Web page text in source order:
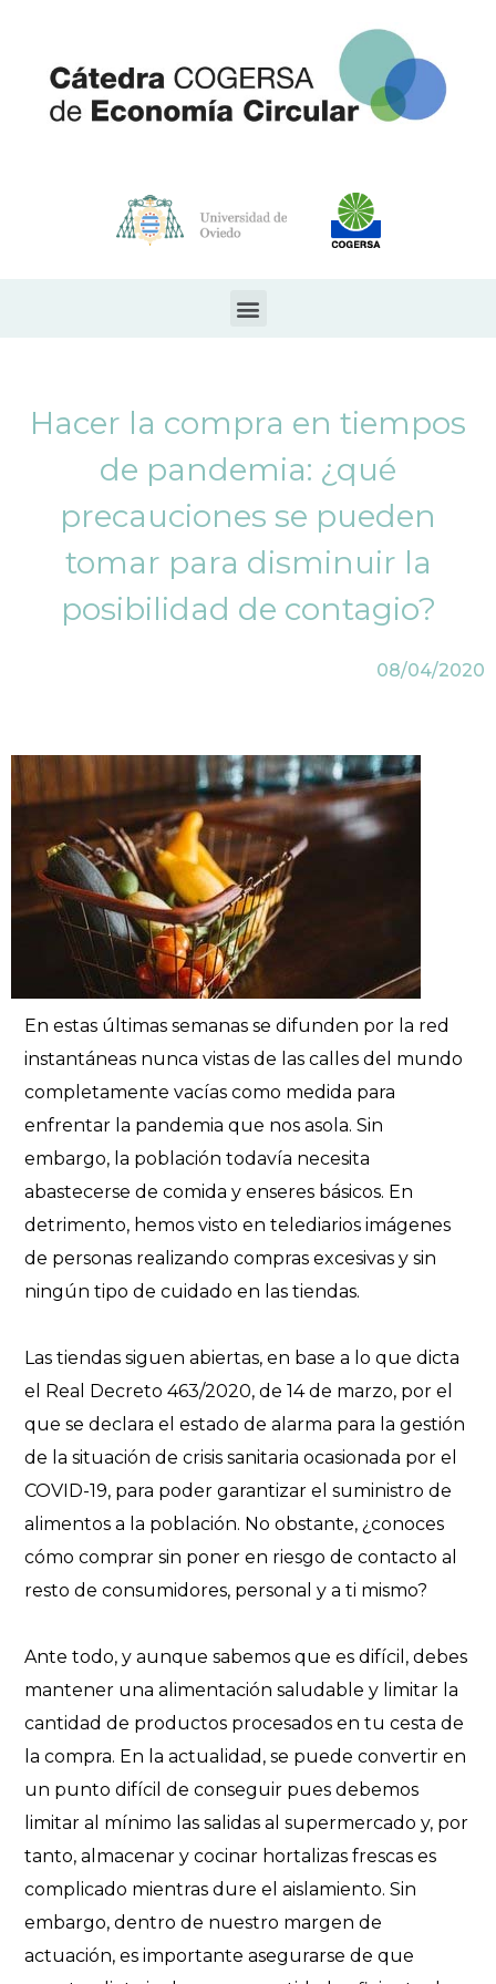
Hacer la compra en tiempos
de pandemia: ¿qué
precauciones se pueden
tomar para disminuir la
posibilidad de contagio?
08/04/2020
En estas últimas semanas se difunden por la red
instantáneas nunca vistas de las calles del mundo
completamente vacías como medida para
enfrentar la pandemia que nos asola. Sin
embargo, la población todavía necesita
abastecerse de comida y enseres básicos. En
detrimento, hemos visto en telediarios imágenes
de personas realizando compras excesivas y sin
ningún tipo de cuidado en las tiendas.
Las tiendas siguen abiertas, en base a lo que dicta
el Real Decreto 463/2020, de 14 de marzo, por el
que se declara el estado de alarma para la gestión
de la situación de crisis sanitaria ocasionada por el
COVID-19, para poder garantizar el suministro de
alimentos a la población. No obstante, ¿conoces
cómo comprar sin poner en riesgo de contacto al
resto de consumidores, personal y a ti mismo?
Ante todo, y aunque sabemos que es difícil, debes
mantener una alimentación saludable y limitar la
cantidad de productos procesados en tu cesta de
la compra. En la actualidad, se puede convertir en
un punto difícil de conseguir pues debemos
limitar al mínimo las salidas al supermercado y, por
tanto, almacenar y cocinar hortalizas frescas es
complicado mientras dure el aislamiento. Sin
embargo, dentro de nuestro margen de
actuación, es importante asegurarse de que